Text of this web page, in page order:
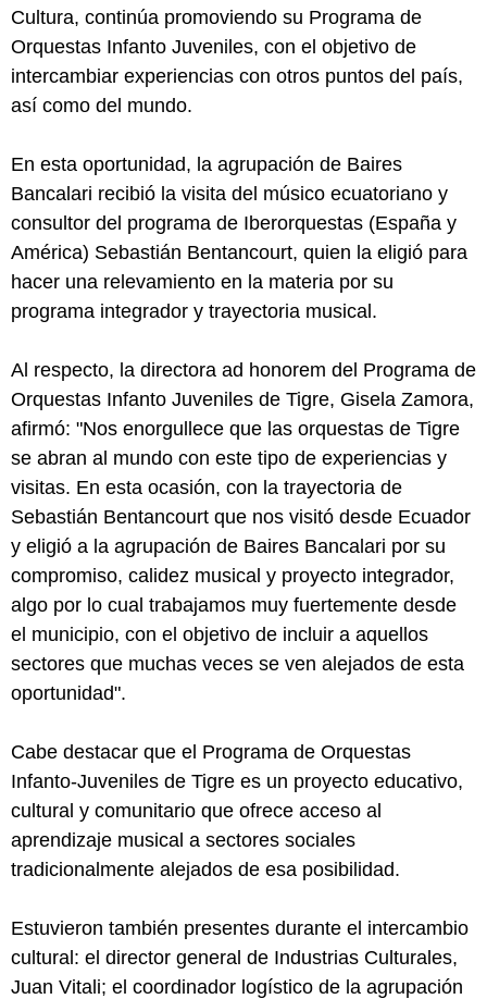
Cultura, continúa promoviendo su Programa de
Orquestas Infanto Juveniles, con el objetivo de
intercambiar experiencias con otros puntos del país,
así como del mundo.
En esta oportunidad, la agrupación de Baires
Bancalari recibió la visita del músico ecuatoriano y
consultor del programa de Iberorquestas (España y
América) Sebastián Bentancourt, quien la eligió para
hacer una relevamiento en la materia por su
programa integrador y trayectoria musical.
Al respecto, la directora ad honorem del Programa de
Orquestas Infanto Juveniles de Tigre, Gisela Zamora,
afirmó: "Nos enorgullece que las orquestas de Tigre
se abran al mundo con este tipo de experiencias y
visitas. En esta ocasión, con la trayectoria de
Sebastián Bentancourt que nos visitó desde Ecuador
y eligió a la agrupación de Baires Bancalari por su
compromiso, calidez musical y proyecto integrador,
algo por lo cual trabajamos muy fuertemente desde
el municipio, con el objetivo de incluir a aquellos
sectores que muchas veces se ven alejados de esta
oportunidad".
Cabe destacar que el Programa de Orquestas
Infanto-Juveniles de Tigre es un proyecto educativo,
cultural y comunitario que ofrece acceso al
aprendizaje musical a sectores sociales
tradicionalmente alejados de esa posibilidad.
Estuvieron también presentes durante el intercambio
cultural: el director general de Industrias Culturales,
Juan Vitali; el coordinador logístico de la agrupación